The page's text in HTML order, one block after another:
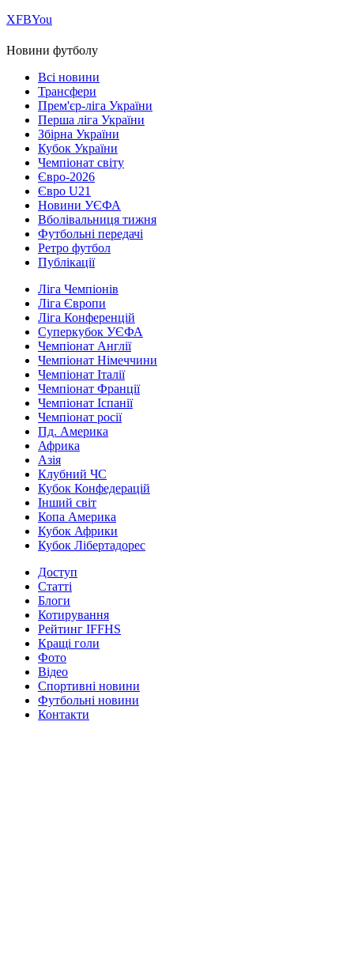
ХFBYou
Новини футболу
Всі новини
Трансфери
Прем'єр-ліга України
Перша ліга України
Збірна України
Кубок України
Чемпіонат світу
Євро-2026
Євро U21
Новини УЄФА
Вболівальниця тижня
Футбольні передачі
Ретро футбол
Публікації
Ліга Чемпіонів
Ліга Європи
Ліга Конференцій
Суперкубок УЄФА
Чемпіонат Англії
Чемпіонат Німеччини
Чемпіонат Італії
Чемпіонат Франції
Чемпіонат Іспанії
Чемпіонат росії
Пд. Америка
Африка
Азія
Клубний ЧС
Кубок Конфедерацій
Інший світ
Копа Америка
Кубок Африки
Кубок Лібертадорес
Доступ
Статті
Блоги
Котирування
Рейтинг IFFHS
Кращі голи
Фото
Відео
Спортивні новини
Футбольні новини
Контакти